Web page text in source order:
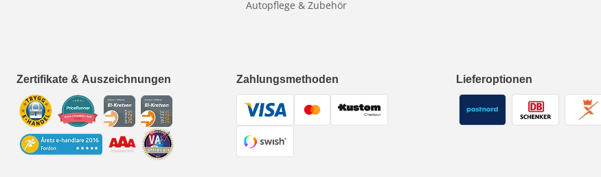
Autopflege & Zubehör
Zertifikate & Auszeichnungen Zahlungsmethoden Lieferoptionen